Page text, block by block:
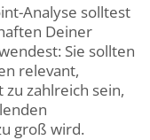
Analyse solltest
Deiner
Sie sollten
relevant,
zahlreich sein,
groß wird.